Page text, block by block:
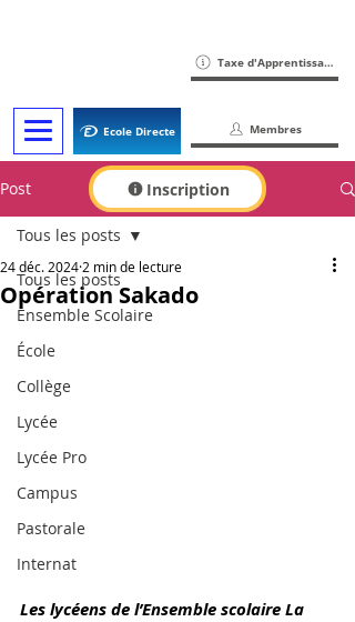
Ecole Directe
Taxe d'Apprentissage
Membres
Inscription
Post
Tous les posts
Ensemble Scolaire
École
Collège
Lycée
Lycée Pro
Campus
Pastorale
Internat
Tous les posts
Opération Sakado
24 déc. 2024 2 min de lecture
Les lycéens de l’Ensemble scolaire La